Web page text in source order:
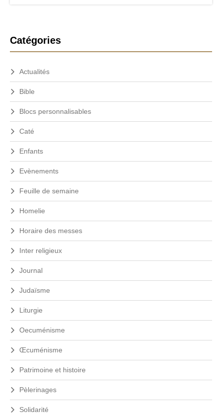
2
o
i
l
e
s
d
u
8
a
u
1
6
n
v
m
e
0
5
B
a
r
e
l
a
t
é
r
a
l
e
Catégories
Actualités
Bible
Blocs personnalisables
Caté
Enfants
Evènements
Feuille de semaine
Homelie
Horaire des messes
Inter religieux
Journal
Judaïsme
Liturgie
Oecuménisme
Œcuménisme
Patrimoine et histoire
Pèlerinages
Solidarité